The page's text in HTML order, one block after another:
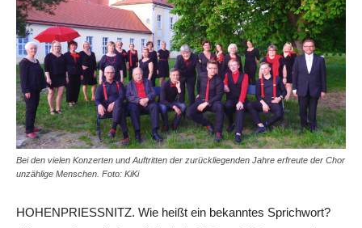
Bei den vielen Konzerten und Auftritten der zurückliegenden Jahre erfreute der Chor
unzählige Menschen. Foto: KiKi
HOHENPRIESSNITZ. Wie heißt ein bekanntes Sprichwort?